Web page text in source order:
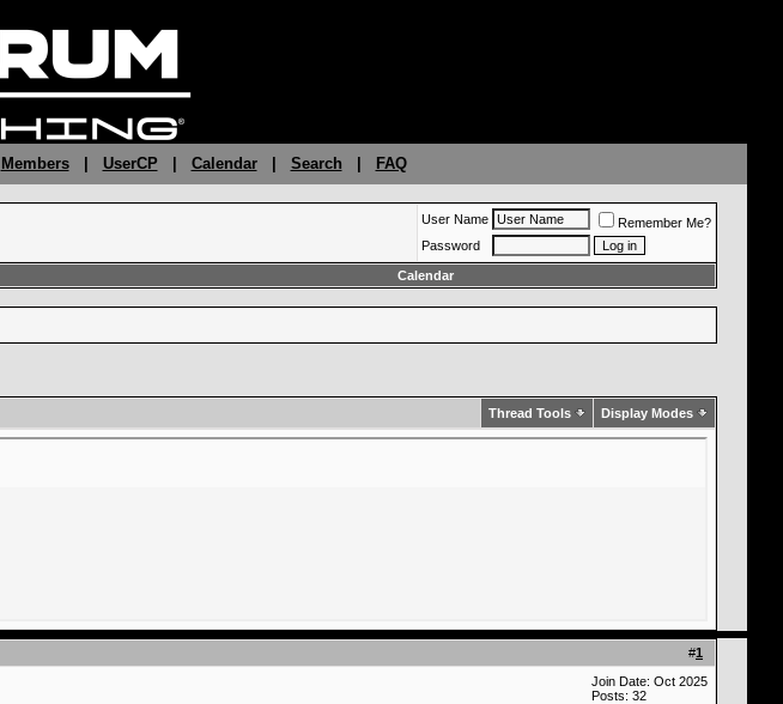
Members| UserCP Calendar| Search FAQ
User Name
Remember Me?
Password
Calendar
Thread Tools Display Modes
#1
Join Date: Oct 2025
Posts: 32